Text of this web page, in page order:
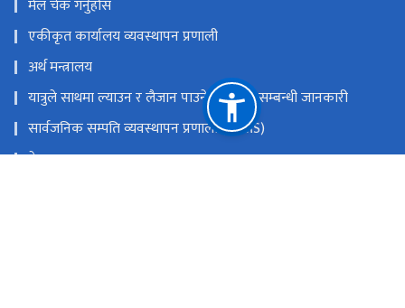
मेल चेक गर्नुहोस
एकीकृत कार्यालय व्यवस्थापन प्रणाली
अर्थ मन्त्रालय
यात्रुले साथमा ल्याउन र लैजान पाउने मालवस्तु सम्बन्धी जानकारी
सार्वजनिक सम्पति व्यवस्थापन प्रणाली (PAMS)
नेपाल राजपत्र